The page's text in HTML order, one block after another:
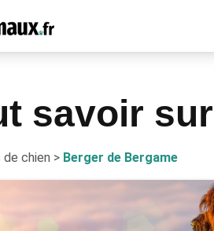
savoir
de chien > Berger de Bergame